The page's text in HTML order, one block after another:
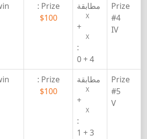
Prize
#4
IV
مطابقة
X
+
X
:
4 + 0
Prize :
$100
:
Prize
#5
V
مطابقة
X
+
X
:
3 + 1
Prize :
$100
: